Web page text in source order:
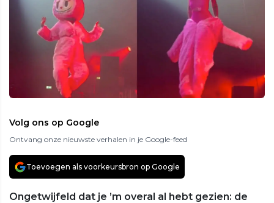
Volg ons op Google
Ontvang onze nieuwste verhalen in je Google-feed
Toevoegen als voorkeursbron op Google
Ongetwijfeld dat je ’m overal al hebt gezien: de